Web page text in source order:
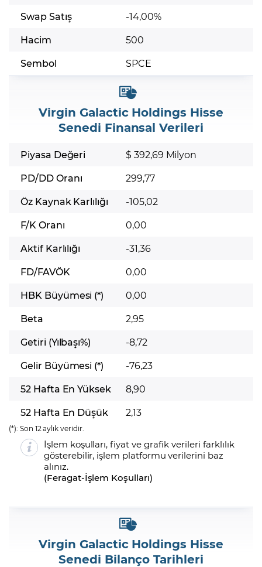
Swap Satış
-14,00%
Hacim
500
Sembol
SPCE
Virgin Galactic Holdings Hisse
Senedi Finansal Verileri
Piyasa Değeri
$ 392,69 Milyon
PD/DD Oranı
299,77
Öz Kaynak Karlılığı
-105,02
F/K Oranı
0,00
Aktif Karlılığı
-31,36
FD/FAVÖK
0,00
HBK Büyümesi (*)
0,00
Beta
2,95
Getiri (Yılbaşı%)
-8,72
Gelir Büyümesi (*)
-76,23
52 Hafta En Yüksek
8,90
52 Hafta En Düşük
2,13
(*): Son 12 aylık veridir.
İşlem koşulları, fiyat ve grafik verileri farklılık
gösterebilir, işlem platformu verilerini baz
alınız.
(Feragat-İşlem Koşulları)
Virgin Galactic Holdings Hisse
Senedi Bilanço Tarihleri